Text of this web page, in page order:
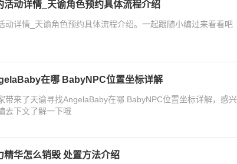
活动详情_天谕角色预约具体流程介绍
动详情_天谕角色预约具体流程介绍。一起跟随小编过来看看吧
在哪 BabyNPC位置坐标详解
带来了天谕寻找AngelaBaby在哪 BabyNPC位置坐标详解，感
去下文了解一下哦
精华怎么销毁 处置方法介绍